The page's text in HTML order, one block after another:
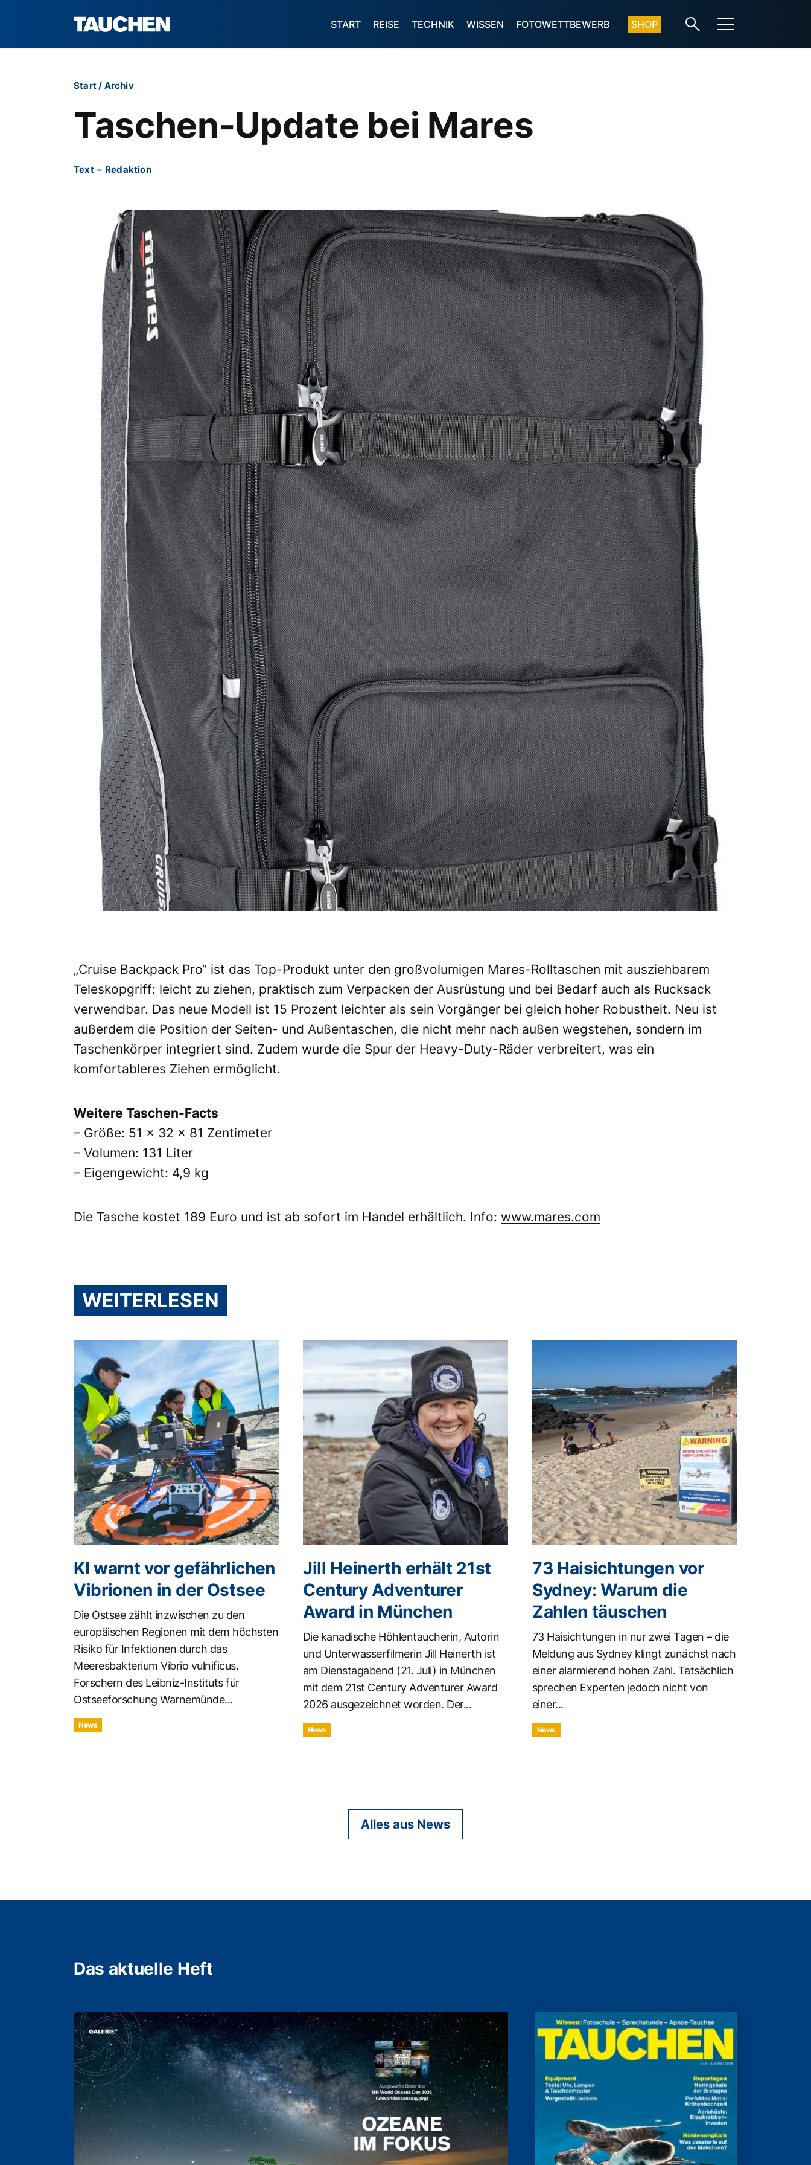
START REISE TECHNIK WISSEN FOTOWETTBEWERB SHOP
Start/ Archiv
Taschen-Update bei Mares
Text – Redaktion
„Cruise Backpack Pro“ ist das Top-Produkt unter den großvolumigen Mares-Rolltaschen mit ausziehbarem
Teleskopgriff: leicht zu ziehen, praktisch zum Verpacken der Ausrüstung und bei Bedarf auch als Rucksack
verwendbar. Das neue Modell ist 15 Prozent leichter als sein Vorgänger bei gleich hoher Robustheit. Neu ist
außerdem die Position der Seiten- und Außentaschen, die nicht mehr nach außen wegstehen, sondern im
Taschenkörper integriert sind. Zudem wurde die Spur der Heavy-Duty-Räder verbreitert, was ein
komfortableres Ziehen ermöglicht.
Weitere Taschen-Facts
– Größe: 51 × 32 × 81 Zentimeter
– Volumen: 131 Liter
– Eigengewicht: 4,9 kg
Die Tasche kostet 189 Euro und ist ab sofort im Handel erhältlich. Info: www.mares.com
WEITERLESEN
KI warnt vor gefährlichen
Vibrionen in der Ostsee
Die Ostsee zählt inzwischen zu den
europäischen Regionen mit dem höchsten
Risiko für Infektionen durch das
Meeresbakterium Vibrio vulnificus.
Forschern des Leibniz-Instituts für
Ostseeforschung Warnemünde...
News
Jill Heinerth erhält 21st
Century Adventurer
Award in München
Die kanadische Höhlentaucherin, Autorin
und Unterwasserfilmerin Jill Heinerth ist
am Dienstagabend (21. Juli) in München
mit dem 21st Century Adventurer Award
2026 ausgezeichnet worden. Der...
News
73 Haisichtungen vor
Sydney: Warum die
Zahlen täuschen
73 Haisichtungen in nur zwei Tagen – die
Meldung aus Sydney klingt zunächst nach
einer alarmierend hohen Zahl. Tatsächlich
sprechen Experten jedoch nicht von
einer...
News
Alles aus News
Das aktuelle Heft